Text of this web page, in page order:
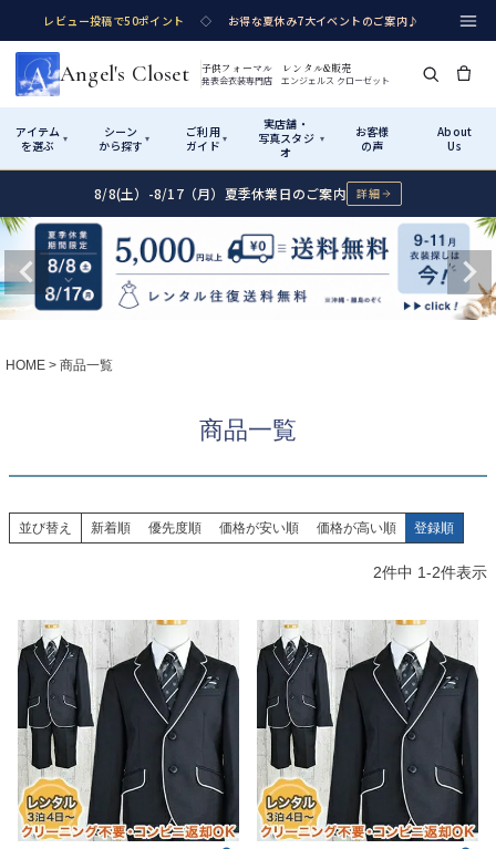
レビュー投稿で50ポイント ◇ お得な夏休み7大イベントのご案内♪
Angel's Closet 子供フォーマル レンタル&販売
発表会衣装専門店 エンジェルス クローゼット
アイテム
を選ぶ
▾
シーン
から探す ▾
ご利用
ガイド ▾
実店舗・
写真スタジ
オ
▾
お客様
の声
About
Us
Shop by Category アイテムから探す
カテゴリ詳細→ サイズで選ぶ →
七五三着物 シューズ
アウター レディース
Sale販売
コスチューム アウター
Shop by Occasion シーンから探す
性別・サイズで絞り込む→
Recital & Concours Wedding
Graduation & Entrance
卒業式・入学式
Shichi-Go-San
七五三
How It Works ご利用ガイド
Startはじめに
01
レンタル・販売の入口
03 Angel's Closetについて
04
予約・配送・返却・料金
05 レンタルの流れ
4ステップで簡単
あんしんパック
汚れ・キズ・破損の補償
Buy & Support ご購入・サポート
Visit Us 実店舗・写真スタジオ
Tsukuba Boutique
〒 茨城県土浦市大町14-16-1F
営業 10:00–18:00（完全予約制）
定休 月曜日
店舗を予約する →
8/8(土）-8/17（月）夏季休業日のご案内 詳細
HOME 商品一覧
商品一覧
並び替え 新着順 優先度順 価格が安い順 価格が高い順 登録順
2件中 1-2件表示